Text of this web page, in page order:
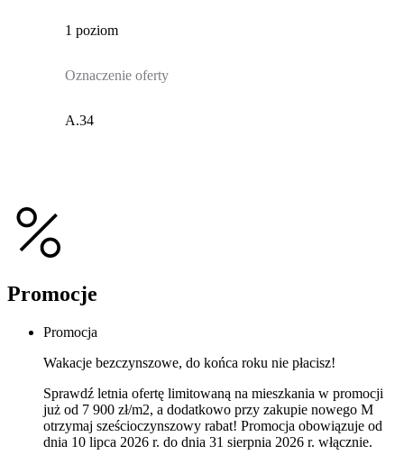
1 poziom
Oznaczenie oferty
A.34
Promocje
Promocja
Wakacje bezczynszowe, do końca roku nie płacisz!
Sprawdź letnia ofertę limitowaną na mieszkania w promocji
już od 7 900 zł/m2, a dodatkowo przy zakupie nowego M
otrzymaj sześcioczynszowy rabat! Promocja obowiązuje od
dnia 10 lipca 2026 r. do dnia 31 sierpnia 2026 r. włącznie.